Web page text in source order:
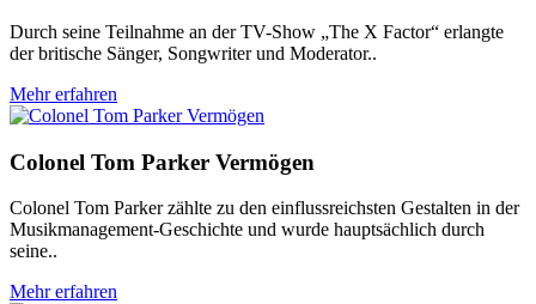
Durch seine Teilnahme an der TV-Show „The X Factor“ erlangte
der britische Sänger, Songwriter und Moderator..
Mehr erfahren
Colonel Tom Parker Vermögen
Colonel Tom Parker zählte zu den einflussreichsten Gestalten in der
Musikmanagement-Geschichte und wurde hauptsächlich durch
seine..
Mehr erfahren